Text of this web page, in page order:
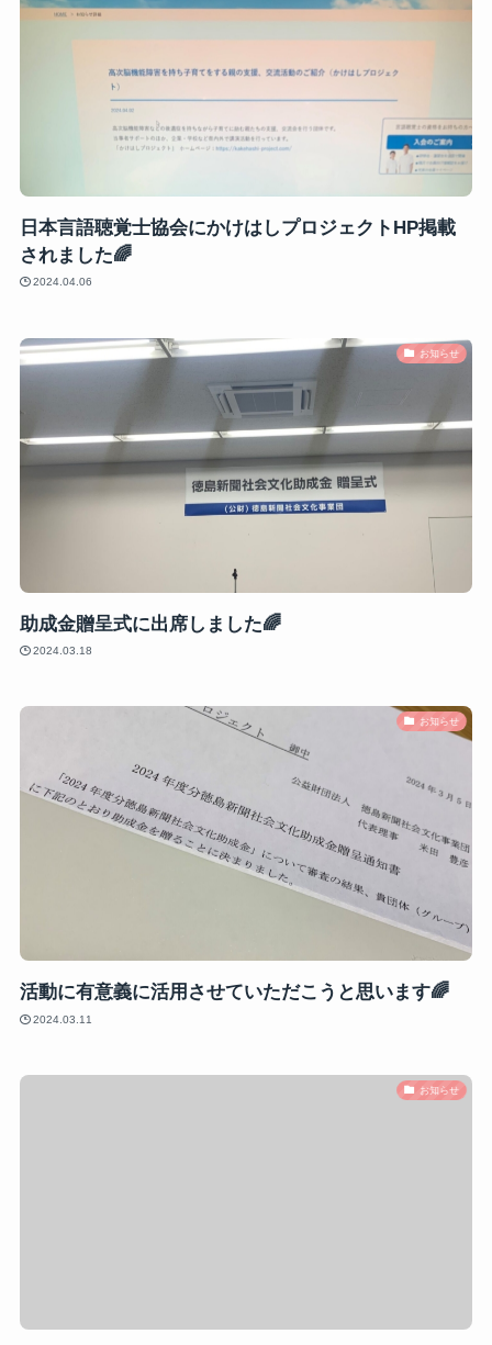
日本言語聴覚士協会にかけはしプロジェクトHP掲載
されました🌈
2024.04.06
お知らせ
助成金贈呈式に出席しました🌈
2024.03.18
お知らせ
活動に有意義に活用させていただこうと思います🌈
2024.03.11
お知らせ